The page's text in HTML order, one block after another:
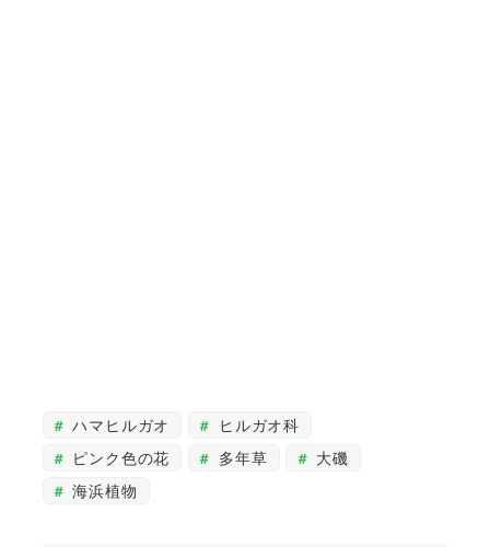
ハマヒルガオ
ヒルガオ科
ピンク色の花
多年草
大磯
海浜植物